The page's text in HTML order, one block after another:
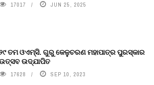
17017 JUN 25, 2025
ତମ ଓଏମ୍‌ସି. ଗୁରୁ କେଳୁଚରଣ ମହାପାତ୍ର ପୁରସ୍କାର
ଉଦ୍‍ଯାପିତ
17628 SEP 10, 2023